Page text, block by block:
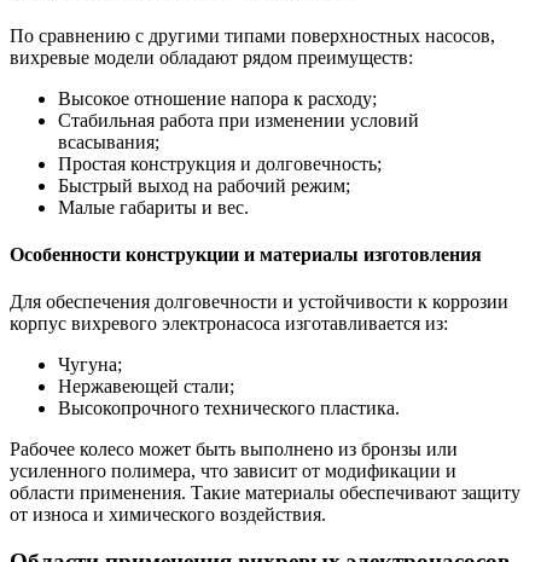
По сравнению с другими типами поверхностных насосов,
вихревые модели обладают рядом преимуществ:
Высокое отношение напора к расходу;
Стабильная работа при изменении условий
всасывания;
Простая конструкция и долговечность;
Быстрый выход на рабочий режим;
Малые габариты и вес.
Особенности конструкции и материалы изготовления
Для обеспечения долговечности и устойчивости к коррозии
корпус вихревого электронасоса изготавливается из:
Чугуна;
Нержавеющей стали;
Высокопрочного технического пластика.
Рабочее колесо может быть выполнено из бронзы или
усиленного полимера, что зависит от модификации и
области применения. Такие материалы обеспечивают защиту
от износа и химического воздействия.